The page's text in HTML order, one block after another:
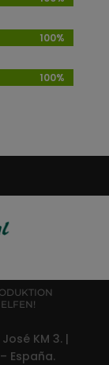
100%
100%
100%
100%
KM 3. |
España.